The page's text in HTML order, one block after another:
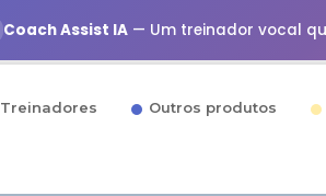
Coach Assist IA— Um treinador vocal
Treinadores Outros produtos